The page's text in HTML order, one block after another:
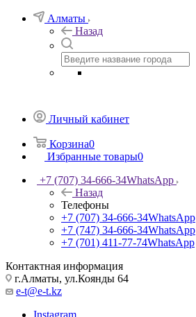
Алматы
Назад
Личный кабинет
Корзина0
Избранные товары0
+7 (707) 34-666-34WhatsApp
Назад
Телефоны
+7 (707) 34-666-34WhatsApp
+7 (747) 34-666-34WhatsApp
+7 (701) 411-77-74WhatsApp
Контактная информация
г.Алматы, ул.Коянды 64
e-t@e-t.kz
Instagram